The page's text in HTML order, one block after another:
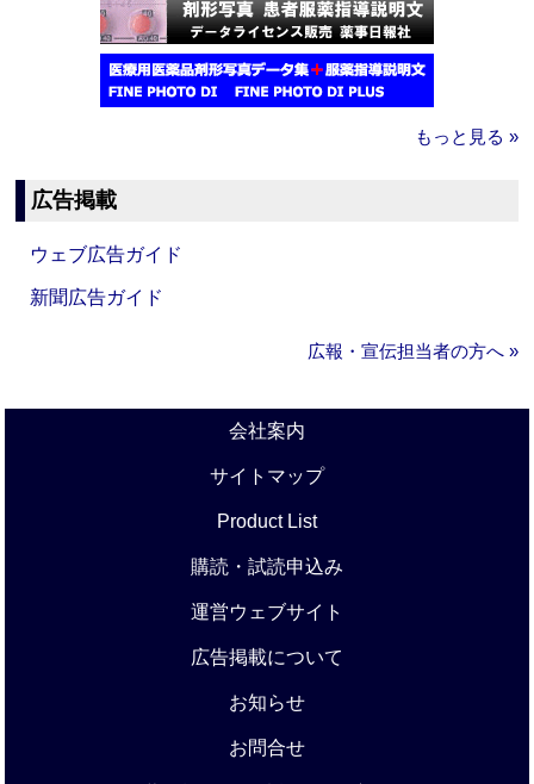
もっと見る »
広告掲載
ウェブ広告ガイド
新聞広告ガイド
広報・宣伝担当者の方へ »
会社案内
サイトマップ
Product List
購読・試読申込み
運営ウェブサイト
広告掲載について
お知らせ
お問合せ